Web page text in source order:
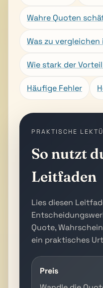
Wahre Quoten
Was zu vergleichen
Wie stark der
Häufige Fehler
PRAKTISCHE
So nutzt
Leitfaden
Lies diesen
Quote,
ein praktisches
Preis